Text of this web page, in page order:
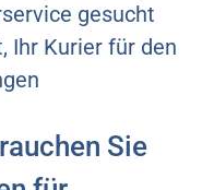
gesucht
Ihr Kurier für den
Sie